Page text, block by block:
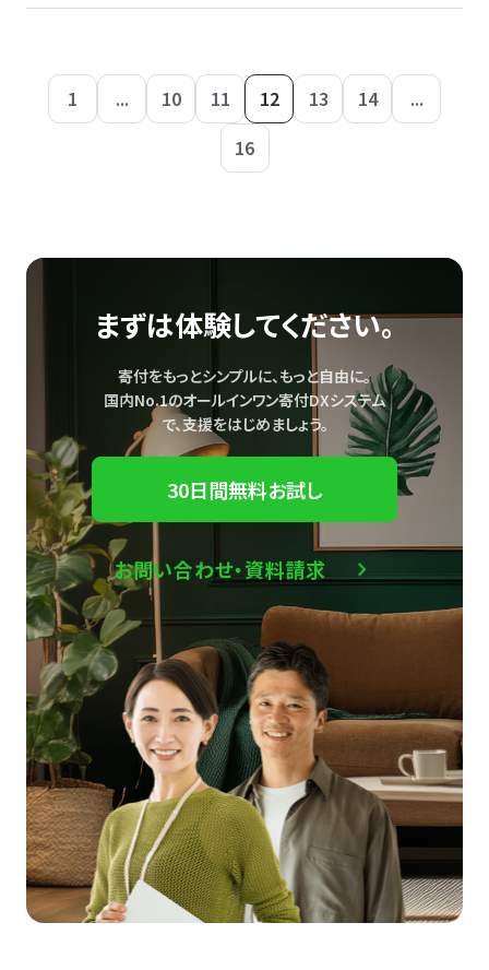
1 ... 10 11 12 13 14
...
16
まずは体験してください。
寄付をもっとシンプルに、もっと自由に。
国内No.1のオールインワン寄付DXシステム
で、支援をはじめましょう。
30日間無料お試し
お問い合わせ・資料請求